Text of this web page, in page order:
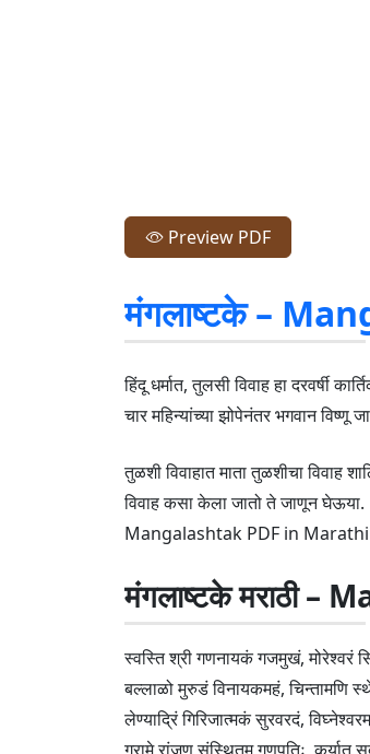
Preview PDF
मंगलाष्टके –
हिंदू धर्मात, तुलसी विवाह हा दरवर्षी
चार महिन्यांच्या झोपेनंतर भगवान विष्णू
तुळशी विवाहात माता तुळशीचा विवाह
विवाह कसा केला जातो ते जाणून
Mangalashtak PDF in
मंगलाष्टके मराठी
स्वस्ति श्री गणनायकं गजमुखं, मोरेश्वरं
बल्लाळो मुरुडं विनायकमहं, चिन्तामणि
लेण्याद्रिं गिरिजात्मकं सुरवरदं,